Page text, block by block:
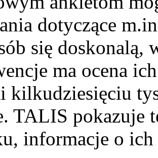
dotyczące
się doskonalą,
ma ocena
kilkudziesięciu
TALIS pokazuje
informacje o ich